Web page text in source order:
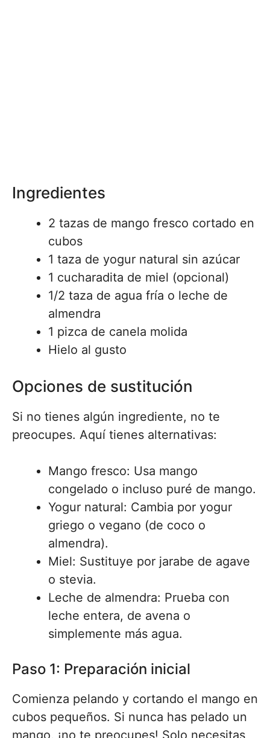
Ingredientes
2 tazas de mango fresco cortado en
cubos
1 taza de yogur natural sin azúcar
1 cucharadita de miel (opcional)
1/2 taza de agua fría o leche de
almendra
1 pizca de canela molida
Hielo al gusto
Opciones de sustitución
Si no tienes algún ingrediente, no te
preocupes. Aquí tienes alternativas:
Mango fresco: Usa mango
congelado o incluso puré de mango.
Yogur natural: Cambia por yogur
griego o vegano (de coco o
almendra).
Miel: Sustituye por jarabe de agave
o stevia.
Leche de almendra: Prueba con
leche entera, de avena o
simplemente más agua.
Paso 1: Preparación inicial
Comienza pelando y cortando el mango en
cubos pequeños. Si nunca has pelado un
mango, ¡no te preocupes! Solo necesitas